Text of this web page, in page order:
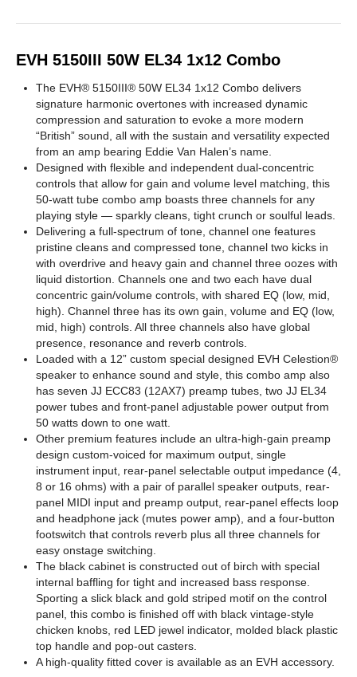
EVH 5150III 50W EL34 1x12 Combo
The EVH® 5150III® 50W EL34 1x12 Combo delivers
signature harmonic overtones with increased dynamic
compression and saturation to evoke a more modern
“British” sound, all with the sustain and versatility expected
from an amp bearing Eddie Van Halen’s name.
Designed with flexible and independent dual-concentric
controls that allow for gain and volume level matching, this
50-watt tube combo amp boasts three channels for any
playing style — sparkly cleans, tight crunch or soulful leads.
Delivering a full-spectrum of tone, channel one features
pristine cleans and compressed tone, channel two kicks in
with overdrive and heavy gain and channel three oozes with
liquid distortion. Channels one and two each have dual
concentric gain/volume controls, with shared EQ (low, mid,
high). Channel three has its own gain, volume and EQ (low,
mid, high) controls. All three channels also have global
presence, resonance and reverb controls.
Loaded with a 12” custom special designed EVH Celestion®
speaker to enhance sound and style, this combo amp also
has seven JJ ECC83 (12AX7) preamp tubes, two JJ EL34
power tubes and front-panel adjustable power output from
50 watts down to one watt.
Other premium features include an ultra-high-gain preamp
design custom-voiced for maximum output, single
instrument input, rear-panel selectable output impedance (4,
8 or 16 ohms) with a pair of parallel speaker outputs, rear-
panel MIDI input and preamp output, rear-panel effects loop
and headphone jack (mutes power amp), and a four-button
footswitch that controls reverb plus all three channels for
easy onstage switching.
The black cabinet is constructed out of birch with special
internal baffling for tight and increased bass response.
Sporting a slick black and gold striped motif on the control
panel, this combo is finished off with black vintage-style
chicken knobs, red LED jewel indicator, molded black plastic
top handle and pop-out casters.
A high-quality fitted cover is available as an EVH accessory.